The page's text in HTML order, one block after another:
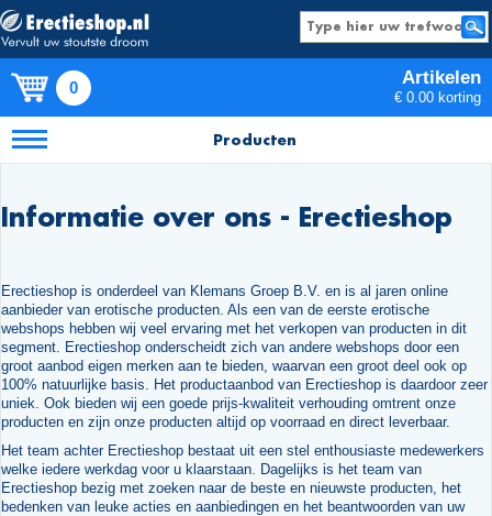
0 Artikelen
€ 0.00 korting
Producten
Informatie over ons - Erectieshop
Erectieshop is onderdeel van Klemans Groep B.V. en is al jaren online
aanbieder van erotische producten. Als een van de eerste erotische
webshops hebben wij veel ervaring met het verkopen van producten in dit
segment. Erectieshop onderscheidt zich van andere webshops door een
groot aanbod eigen merken aan te bieden, waarvan een groot deel ook op
100% natuurlijke basis. Het productaanbod van Erectieshop is daardoor zeer
uniek. Ook bieden wij een goede prijs-kwaliteit verhouding omtrent onze
producten en zijn onze producten altijd op voorraad en direct leverbaar.
Het team achter Erectieshop bestaat uit een stel enthousiaste medewerkers
welke iedere werkdag voor u klaarstaan. Dagelijks is het team van
Erectieshop bezig met zoeken naar de beste en nieuwste producten, het
bedenken van leuke acties en aanbiedingen en het beantwoorden van uw